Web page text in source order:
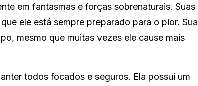
em fantasmas e forças sobrenaturais. Suas
ele está sempre preparado para o pior. Sua
mesmo que muitas vezes ele cause mais
todos focados e seguros. Ela possui um